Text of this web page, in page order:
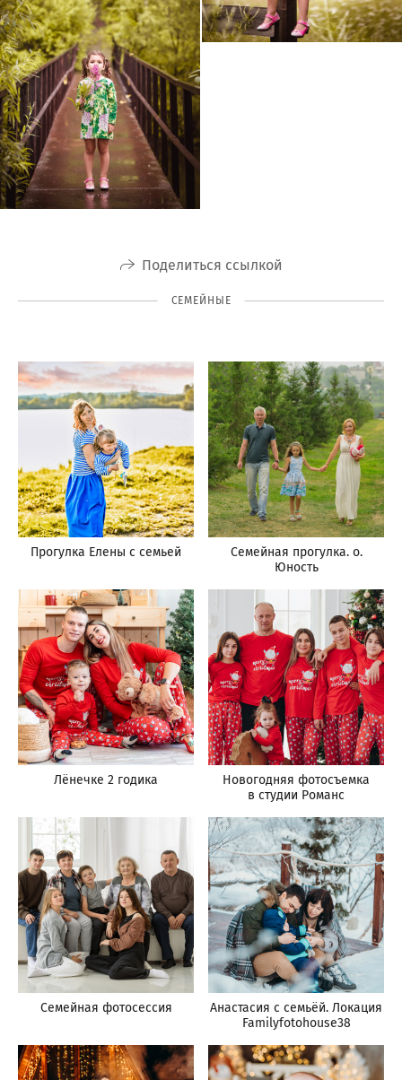
Поделиться ссылкой
СЕМЕЙНЫЕ
Прогулка Елены с семьей
Семейная прогулка. о.
Юность
Лёнечке 2 годика
Новогодняя фотосъемка
в студии Романс
Семейная фотосессия
Анастасия с семьёй. Локация
Familyfotohouse38